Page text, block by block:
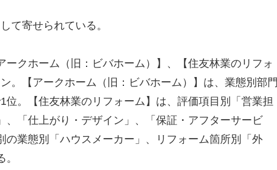
て寄せられている。
クホーム（旧：ビバホーム）】、【住友林業のリフォ
。【アークホーム（旧：ビバホーム）】は、業態別部門
1位。【住友林業のリフォーム】は、評価項目別「営業担
「仕上がり・デザイン」、「保証・アフターサービ
の業態別「ハウスメーカー」、リフォーム箇所別「外